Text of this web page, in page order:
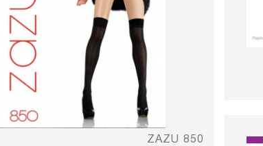
ZAZU 850